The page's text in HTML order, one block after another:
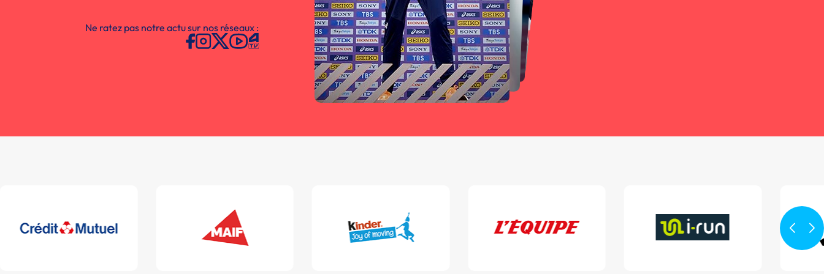
Ne ratez pas notre actu sur nos réseaux :